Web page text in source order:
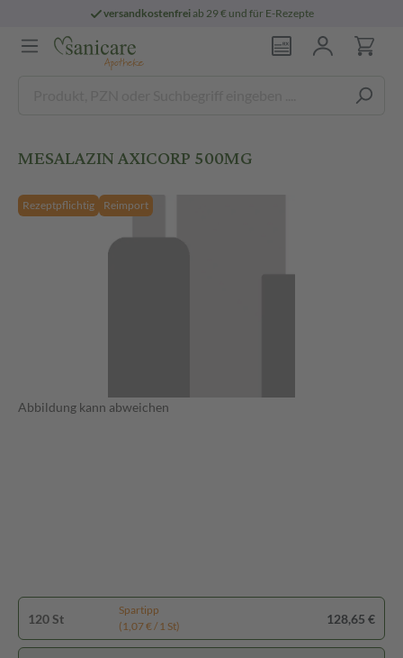
versandkostenfreiab 29 € und für E-Rezepte
MESALAZIN AXICORP 500MG
Rezeptpflichtig Reimport
Abbildung kann abweichen
120 St
Spartipp
(1,07 € / 1 St)
128,65 €